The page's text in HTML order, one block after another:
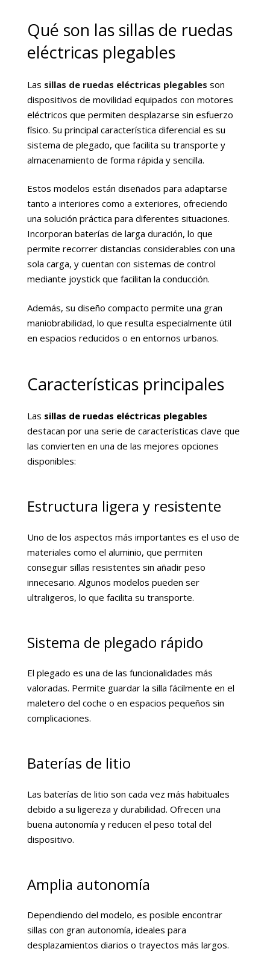
Qué son las sillas de ruedas
eléctricas plegables
Las sillas de ruedas eléctricas plegables son
dispositivos de movilidad equipados con motores
eléctricos que permiten desplazarse sin esfuerzo
físico. Su principal característica diferencial es su
sistema de plegado, que facilita su transporte y
almacenamiento de forma rápida y sencilla.
Estos modelos están diseñados para adaptarse
tanto a interiores como a exteriores, ofreciendo
una solución práctica para diferentes situaciones.
Incorporan baterías de larga duración, lo que
permite recorrer distancias considerables con una
sola carga, y cuentan con sistemas de control
mediante joystick que facilitan la conducción.
Además, su diseño compacto permite una gran
maniobrabilidad, lo que resulta especialmente útil
en espacios reducidos o en entornos urbanos.
Características principales
Las sillas de ruedas eléctricas plegables
destacan por una serie de características clave que
las convierten en una de las mejores opciones
disponibles:
Estructura ligera y resistente
Uno de los aspectos más importantes es el uso de
materiales como el aluminio, que permiten
conseguir sillas resistentes sin añadir peso
innecesario. Algunos modelos pueden ser
ultraligeros, lo que facilita su transporte.
Sistema de plegado rápido
El plegado es una de las funcionalidades más
valoradas. Permite guardar la silla fácilmente en el
maletero del coche o en espacios pequeños sin
complicaciones.
Baterías de litio
Las baterías de litio son cada vez más habituales
debido a su ligereza y durabilidad. Ofrecen una
buena autonomía y reducen el peso total del
dispositivo.
Amplia autonomía
Dependiendo del modelo, es posible encontrar
sillas con gran autonomía, ideales para
desplazamientos diarios o trayectos más largos.